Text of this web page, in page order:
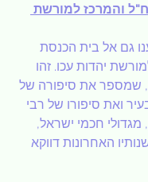
והמרכז למורשת
גם אל בית הכנסת
יהדות עכו. זהו
שמספר את סיפורה של
ואת סיפורו של רבי
מגדולי חכמי ישראל,
האחרונות דווקא